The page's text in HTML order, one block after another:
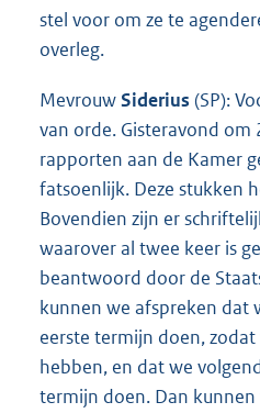
stel voor om ze te
overleg.
MevrouwSiderius (SP):
van orde. Gisteravond om
rapporten aan de Kamer
fatsoenlijk. Deze stukken
Bovendien zijn er
waarover al twee keer is
beantwoord door de
kunnen we afspreken dat
eerste termijn doen,
hebben, en dat we
termijn doen. Dan